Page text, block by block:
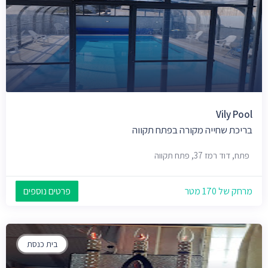
Vily Pool
בריכת שחייה מקורה בפתח תקווה
פתח, דוד רמז 37, פתח תקווה
מרחק של 170 מטר פרטים נוספים
בית כנסת